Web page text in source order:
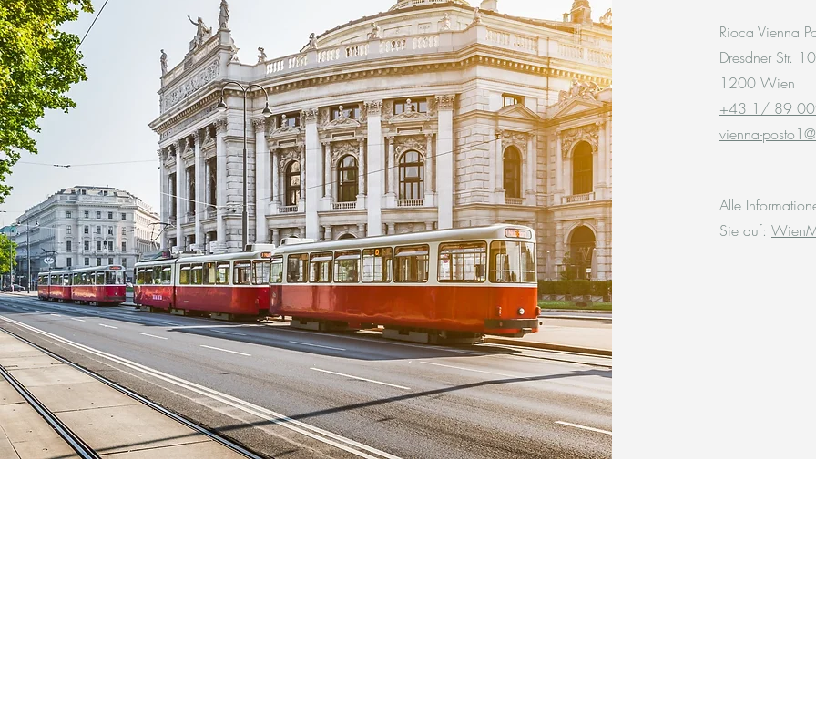
Rioca Vienna
Dresdner Str.
1200 Wien
+43 1/ 89
vienna-
Alle
Sie auf: